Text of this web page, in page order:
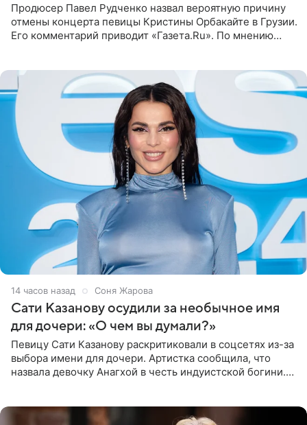
Продюсер Павел Рудченко назвал вероятную причину
отмены концерта певицы Кристины Орбакайте в Грузии.
Его комментарий приводит «Газета.Ru». По мнению
14 часов назад Соня Жарова
Сати Казанову осудили за необычное имя
для дочери: «О чем вы думали?»
Певицу Сати Казанову раскритиковали в соцсетях из-за
выбора имени для дочери. Артистка сообщила, что
назвала девочку Анагхой в честь индуистской богини.